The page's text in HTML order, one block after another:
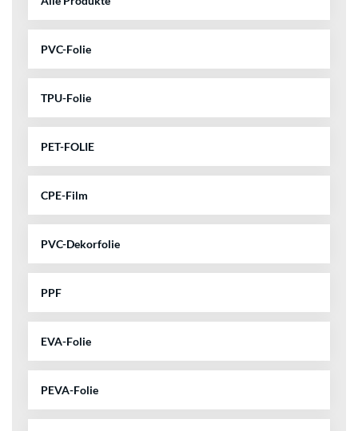
PVC-Folie
TPU-Folie
PET-FOLIE
CPE-Film
PVC-Dekorfolie
PPF
EVA-Folie
PEVA-Folie